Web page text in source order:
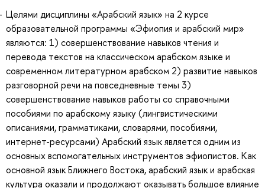
Целями дисциплины «Арабский язык» на 2 курсе
образовательной программы «Эфиопия и арабский мир»
являются: 1) совершенствование навыков чтения и
перевода текстов на классическом арабском языке и
современном литературном арабском 2) развитие навыков
разговорной речи на повседневные темы 3)
совершенствование навыков работы со справочными
пособиями по арабскому языку (лингвистическими
описаниями, грамматиками, словарями, пособиями,
интернет-ресурсами) Арабский язык является одним из
основных вспомогательных инструментов эфиопистов. Как
основной язык Ближнего Востока, арабский язык и арабская
культура оказали и продолжают оказывать большое влияние